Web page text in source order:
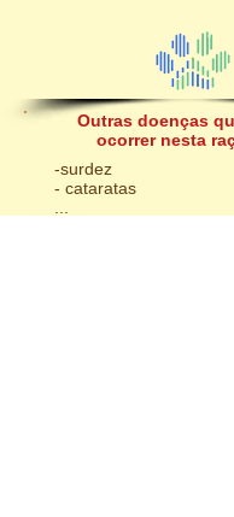
Outras doenças
ocorrer nesta
-surdez
- cataratas